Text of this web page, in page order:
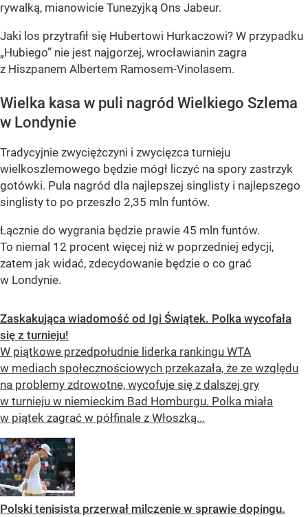
rywalką, mianowicie Tunezyjką Ons Jabeur.
Jaki los przytrafił się Hubertowi Hurkaczowi? W przypadku
„Hubiego” nie jest najgorzej, wrocławianin zagra
z Hiszpanem Albertem Ramosem-Vinolasem.
Wielka kasa w puli nagród Wielkiego Szlema
w Londynie
Tradycyjnie zwyciężczyni i zwycięzca turnieju
wielkoszlemowego będzie mógł liczyć na spory zastrzyk
gotówki. Pula nagród dla najlepszej singlisty i najlepszego
singlisty to po przeszło 2,35 mln funtów.
Łącznie do wygrania będzie prawie 45 mln funtów.
To niemal 12 procent więcej niż w poprzedniej edycji,
zatem jak widać, zdecydowanie będzie o co grać
w Londynie.
Zaskakująca wiadomość od Igi Świątek. Polka wycofała
się z turnieju!
W piątkowe przedpołudnie liderka rankingu WTA
w mediach społecznościowych przekazała, że ze względu
na problemy zdrowotne, wycofuje się z dalszej gry
w turnieju w niemieckim Bad Homburgu. Polka miała
w piątek zagrać w półfinale z Włoszką...
Polski tenisista przerwał milczenie w sprawie dopingu.